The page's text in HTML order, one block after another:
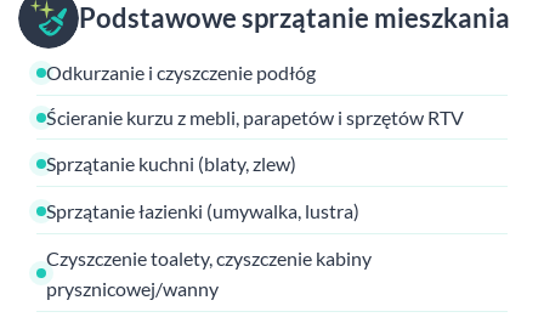
Podstawowe sprzątanie mieszkania
Odkurzanie i czyszczenie podłóg
Ścieranie kurzu z mebli, parapetów i sprzętów RTV
Sprzątanie kuchni (blaty, zlew)
Sprzątanie łazienki (umywalka, lustra)
Czyszczenie toalety, czyszczenie kabiny
prysznicowej/wanny